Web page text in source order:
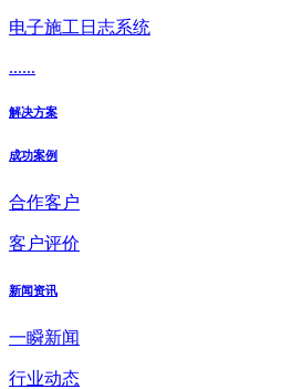
电子施工日志系统
......
解决方案
成功案例
合作客户
客户评价
新闻资讯
一瞬新闻
行业动态